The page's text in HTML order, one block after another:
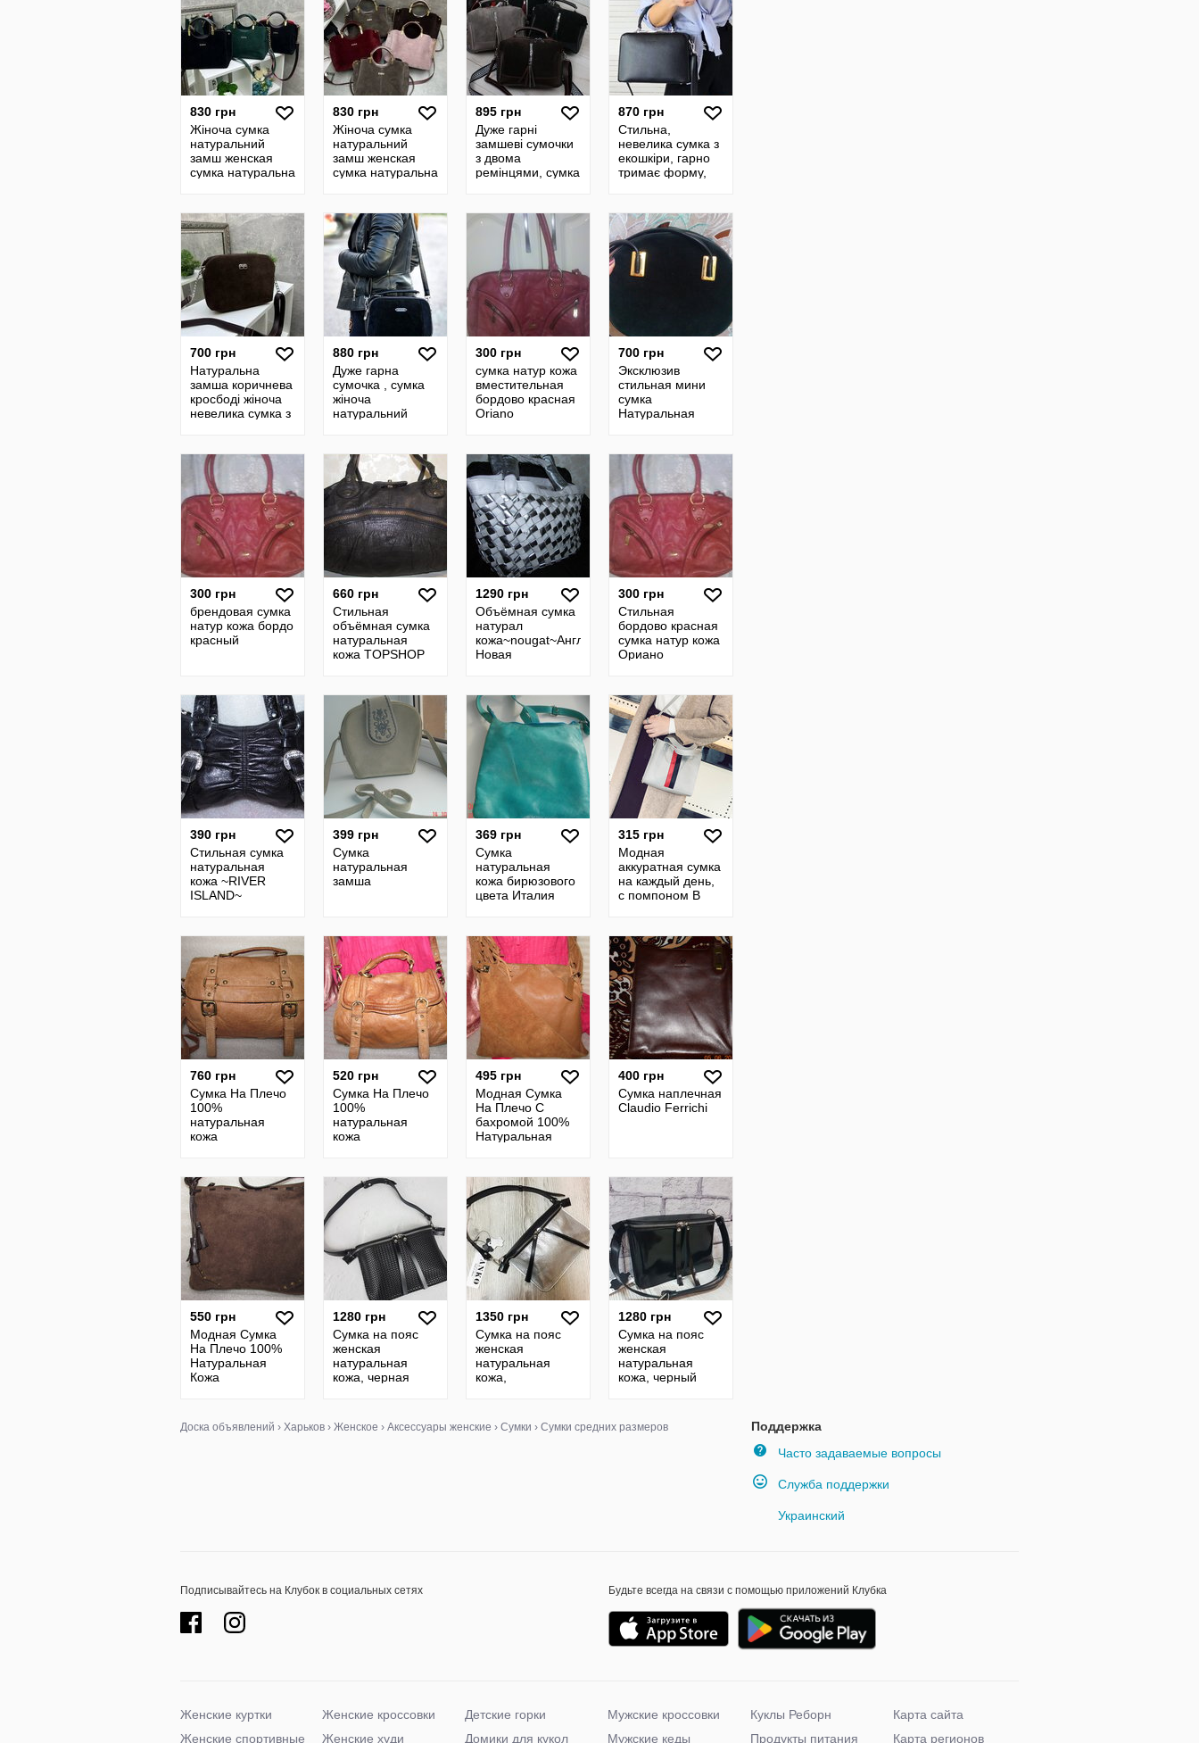
830 грн
Жіноча сумка
натуральний
замш женская
сумка натуральна
830 грн
Жіноча сумка
натуральний
замш женская
сумка натуральна
капучіно чорна
бордо
895 грн
Дуже гарні
замшеві сумочки
з двома
ремінцями, сумка
натуральний
замш сумка
870 грн
Стильна,
невелика сумка з
екошкіри, гарно
тримає форму,
882415
700 грн
Натуральна
замша коричнева
кросбоді жіноча
невелика сумка з
880 грн
Дуже гарна
сумочка , сумка
жіноча
натуральний
300 грн
сумка натур кожа
вместительная
бордово красная
Oriano
700 грн
Эксклюзив
стильная мини
сумка
Натуральная
300 грн
брендовая сумка
натур кожа бордо
красный
660 грн
Стильная
объёмная сумка
натуральная
кожа TOPSHOP
1290 грн
Объёмная сумка
натурал
кожа~nougat~Англия
Новая
300 грн
Стильная
бордово красная
сумка натур кожа
Ориано
390 грн
Стильная сумка
натуральная
кожа ~RIVER
ISLAND~
399 грн
Сумка
натуральная
замша
369 грн
Сумка
натуральная
кожа бирюзового
цвета Италия
315 грн
Модная
аккуратная сумка
на каждый день,
с помпоном В
760 грн
Сумка На Плечо
100%
натуральная
кожа
520 грн
Сумка На Плечо
100%
натуральная
кожа
495 грн
Модная Сумка
На Плечо С
бахромой 100%
Натуральная
400 грн
Сумка наплечная
Claudio Ferrichi
550 грн
Модная Сумка
На Плечо 100%
Натуральная
Кожа
1280 грн
Сумка на пояс
женская
натуральная
кожа, черная
1350 грн
Сумка на пояс
женская
натуральная
кожа,
1280 грн
Сумка на пояс
женская
натуральная
кожа, черный
Поддержка
Часто задаваемые вопросы
Служба поддержки
Украинский
Доска объявлений › Харьков › Женское › Аксессуары женские › Сумки › Сумки средних размеров
Подписывайтесь на Клубок в социальных сетях Будьте всегда на связи с помощью приложений Клубка
Женские куртки
Женские спортивные
Женские кроссовки
Женские худи
Детские горки
Домики для кукол
Мужские кроссовки
Мужские кеды
Куклы Реборн
Продукты питания
Карта сайта
Карта регионов